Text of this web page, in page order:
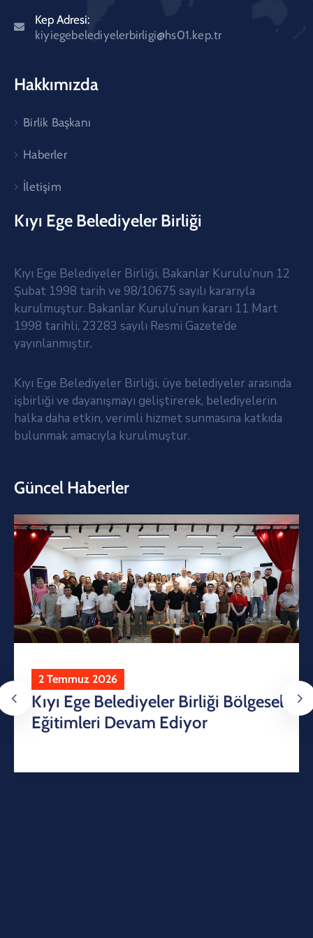
Kep Adresi:
kiyiegebelediyelerbirligi@hs01.kep.tr
Hakkımızda
Birlik Başkanı
Haberler
İletişim
Kıyı Ege Belediyeler Birliği
Kıyı Ege Belediyeler Birliği, Bakanlar Kurulu’nun 12
Şubat 1998 tarih ve 98/10675 sayılı kararıyla
kurulmuştur. Bakanlar Kurulu’nun kararı 11 Mart
1998 tarihli, 23283 sayılı Resmi Gazete’de
yayınlanmıştır.
Kıyı Ege Belediyeler Birliği, üye belediyeler arasında
işbirliği ve dayanışmayı geliştirerek, belediyelerin
halka daha etkin, verimli hizmet sunmasına katkıda
bulunmak amacıyla kurulmuştur.
Güncel Haberler
2 Temmuz 2026
Kıyı Ege Belediyeler Birliği Bölgesel
Eğitimleri Devam Ediyor